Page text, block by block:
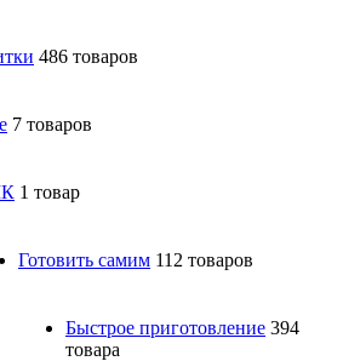
486 товаров
7 товаров
1 товар
Готовить самим 112 товаров
Быстрое приготовление 394
товара